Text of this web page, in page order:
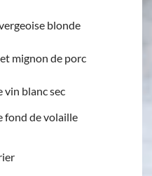
blonde
mignon de porc
vin blanc sec
fond de volaille